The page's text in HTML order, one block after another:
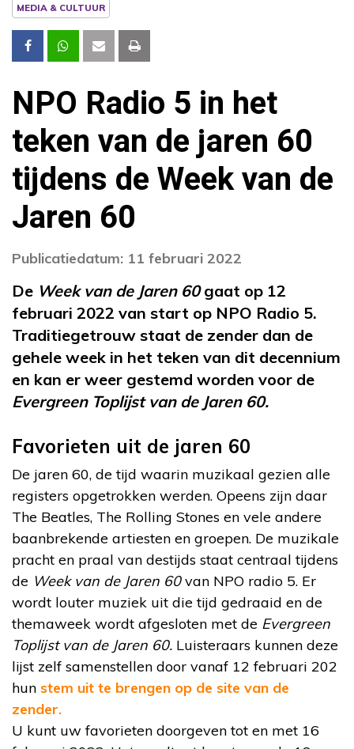
MEDIA & CULTUUR
NPO Radio 5 in het
teken van de jaren 60
tijdens de Week van de
Jaren 60
Publicatiedatum: 11 februari 2022
De Week van de Jaren 60gaat op 12
februari 2022 van start op NPO Radio 5.
Traditiegetrouw staat de zender dan de
gehele week in het teken van dit decennium
en kan er weer gestemd worden voor de
Evergreen Toplijst van de Jaren 60.
Favorieten uit de jaren 60
De jaren 60, de tijd waarin muzikaal gezien alle
registers opgetrokken werden. Opeens zijn daar
The Beatles, The Rolling Stones en vele andere
baanbrekende artiesten en groepen. De muzikale
pracht en praal van destijds staat centraal tijdens
de Week van de Jaren 60van NPO radio 5. Er
wordt louter muziek uit die tijd gedraaid en de
themaweek wordt afgesloten met de Evergreen
Toplijst van de Jaren 60. Luisteraars kunnen deze
lijst zelf samenstellen door vanaf 12 februari 202
hun stem uit te brengen op de site van de
zender.
U kunt uw favorieten doorgeven tot en met 16